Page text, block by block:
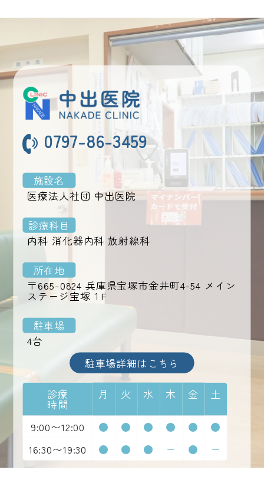
0797-86-3459
施設名
医療法人社団 中出医院
診療科目
内科 消化器内科 放射線科
所在地
〒665-0824 兵庫県宝塚市金井町4-54 メイン
ステージ宝塚１F
駐車場
4台
駐車場詳細はこちら
診療
時間
月 火 水 木 金 土
9:00〜12:00 ● ● ● ● ●
●
16:30〜19:30
● ● ● ー ●
ー